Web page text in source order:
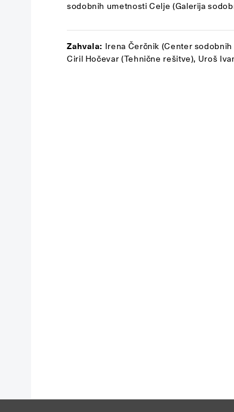
sodobnih umetnosti Celje (Galerija
Zahvala: Irena Čerčnik (Center
Ciril Hočevar (Tehnične rešitve), Uroš